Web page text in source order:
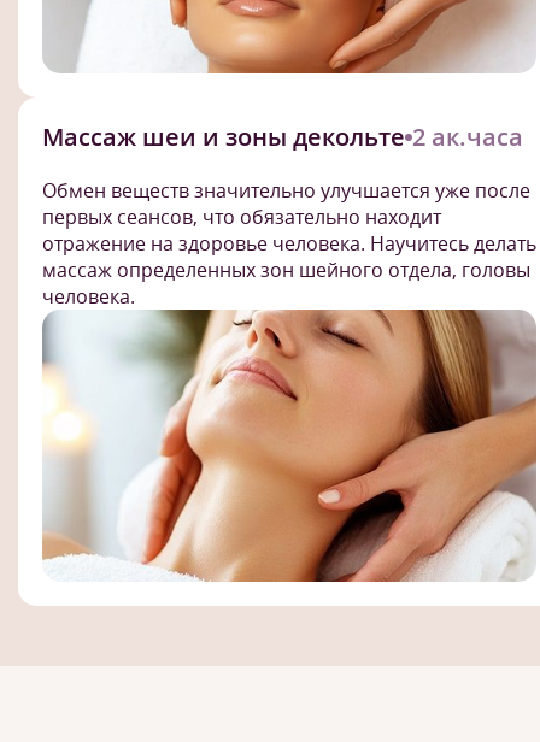
Массаж шеи и зоны декольте 2 ак.часа
Обмен веществ значительно улучшается уже после
первых сеансов, что обязательно находит
отражение на здоровье человека. Научитесь делать
массаж определенных зон шейного отдела, головы
человека.